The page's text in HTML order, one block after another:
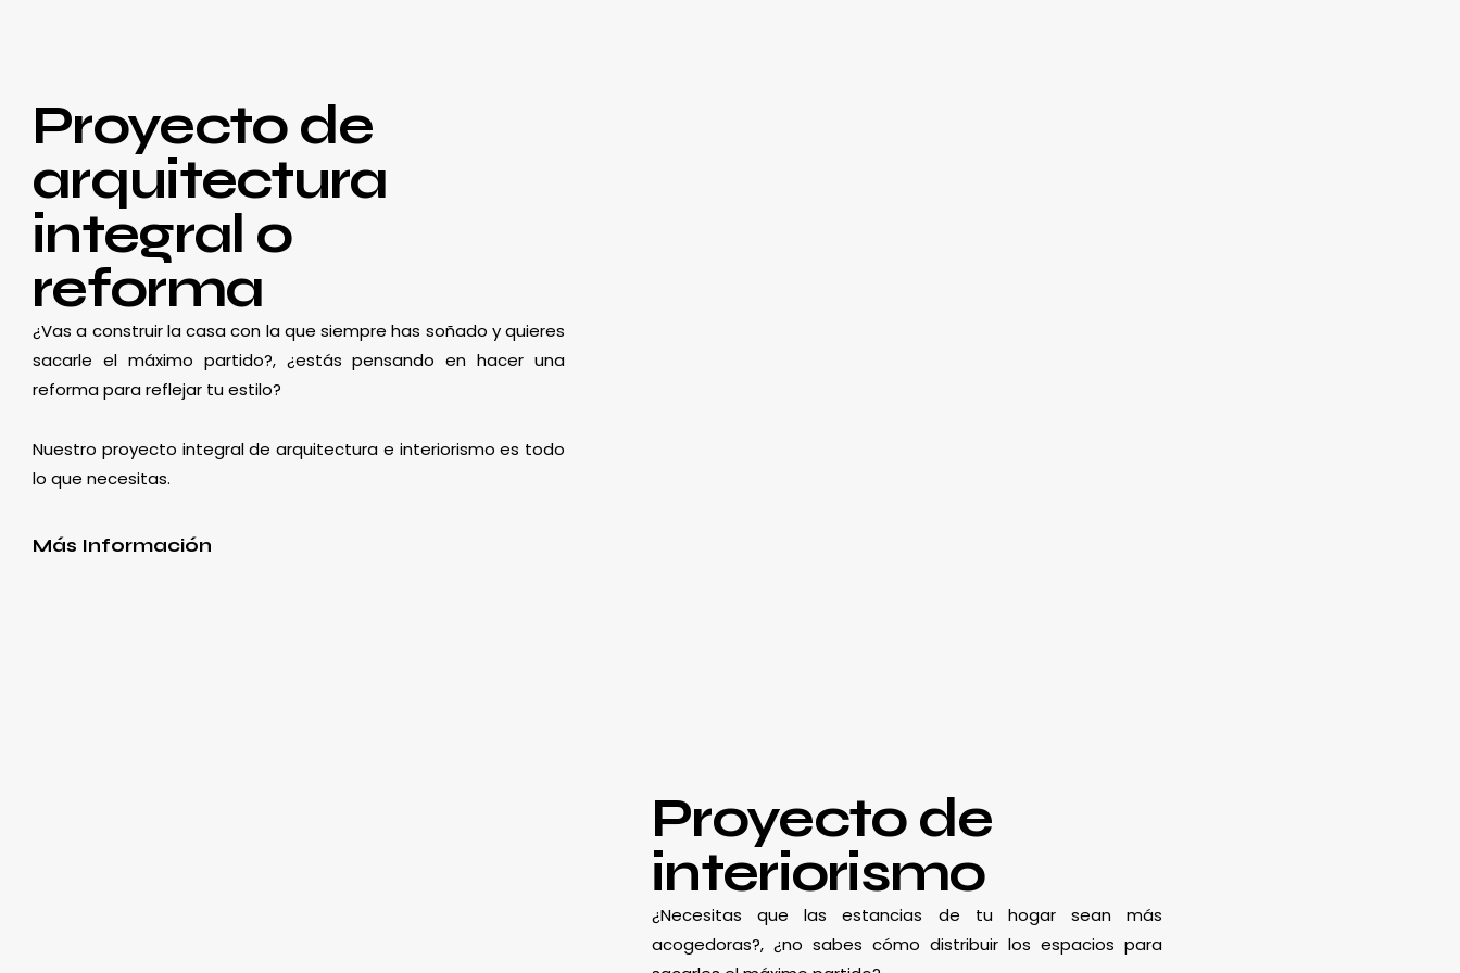
Proyecto de
arquitectura
integral o
reforma
¿Vas a construir la casa con la que siempre has soñado y quieres
sacarle el máximo partido?, ¿estás pensando en hacer una
reforma para reflejar tu estilo?
Nuestro proyecto integral de arquitectura e interiorismo es todo
lo que necesitas.
Más Información
Proyecto de
interiorismo
¿Necesitas que las estancias de tu hogar sean más
acogedoras?, ¿no sabes cómo distribuir los espacios para